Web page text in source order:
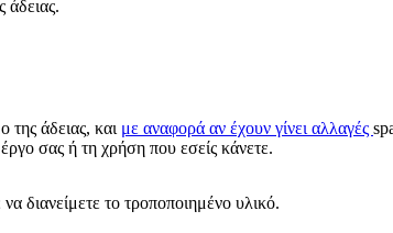
άδειας.
άδειας, και με αναφορά αν έχουν γίνει αλλαγές
σας ή τη χρήση που εσείς κάνετε.
διανείμετε το τροποποιημένο υλικό.